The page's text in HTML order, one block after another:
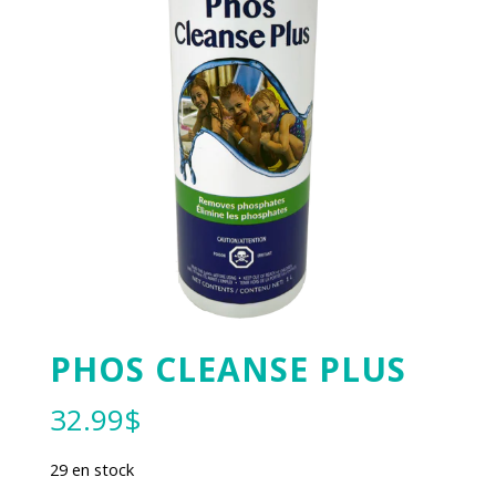
PHOS CLEANSE PLUS
32.99$
29 en stock